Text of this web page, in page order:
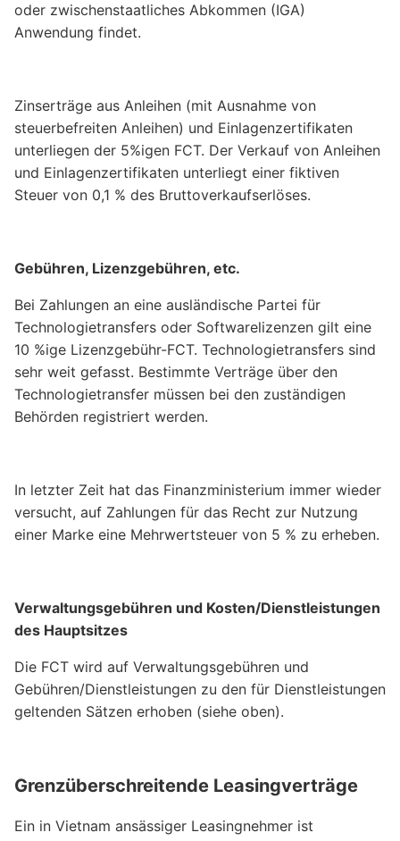
oder zwischenstaatliches Abkommen (IGA)
Anwendung findet.
Zinserträge aus Anleihen (mit Ausnahme von
steuerbefreiten Anleihen) und Einlagenzertifikaten
unterliegen der 5%igen FCT. Der Verkauf von Anleihen
und Einlagenzertifikaten unterliegt einer fiktiven
Steuer von 0,1 % des Bruttoverkaufserlöses.
Gebühren, Lizenzgebühren, etc.
Bei Zahlungen an eine ausländische Partei für
Technologietransfers oder Softwarelizenzen gilt eine
10 %ige Lizenzgebühr-FCT. Technologietransfers sind
sehr weit gefasst. Bestimmte Verträge über den
Technologietransfer müssen bei den zuständigen
Behörden registriert werden.
In letzter Zeit hat das Finanzministerium immer wieder
versucht, auf Zahlungen für das Recht zur Nutzung
einer Marke eine Mehrwertsteuer von 5 % zu erheben.
Verwaltungsgebühren und Kosten/Dienstleistungen
des Hauptsitzes
Die FCT wird auf Verwaltungsgebühren und
Gebühren/Dienstleistungen zu den für Dienstleistungen
geltenden Sätzen erhoben (siehe oben).
Grenzüberschreitende Leasingverträge
Ein in Vietnam ansässiger Leasingnehmer ist